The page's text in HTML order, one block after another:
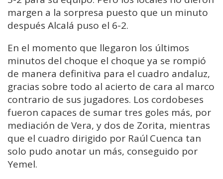
margen a la sorpresa puesto que un minuto
después Alcalá puso el 6-2.
En el momento que llegaron los últimos
minutos del choque el choque ya se rompió
de manera definitiva para el cuadro andaluz,
gracias sobre todo al acierto de cara al marco
contrario de sus jugadores. Los cordobeses
fueron capaces de sumar tres goles más, por
mediación de Vera, y dos de Zorita, mientras
que el cuadro dirigido por Raúl Cuenca tan
solo pudo anotar un más, conseguido por
Yemel.